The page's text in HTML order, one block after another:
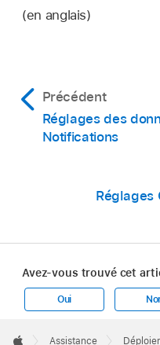
(en anglais)
Précédent
Réglages des
Notifications
Réglages
Avez-vous trouvé cet
Oui
Footer
 Assistance